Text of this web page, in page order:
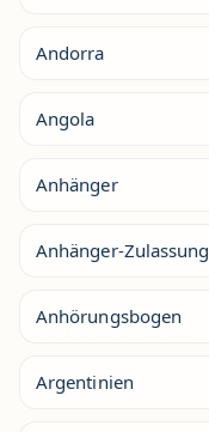
Andorra
Angola
Anhänger
Anhänger-Zulassung
Anhörungsbogen
Argentinien